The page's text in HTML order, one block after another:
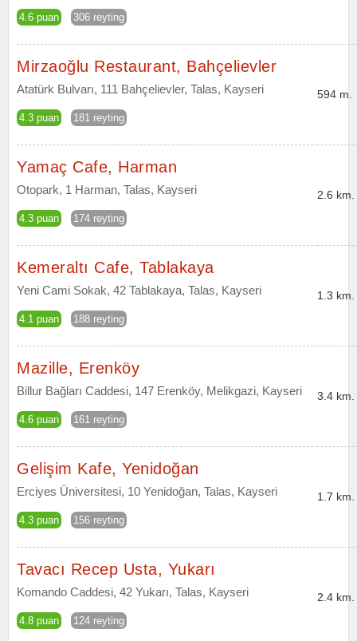
4.6 puan 306 reyting
Mirzaoğlu Restaurant, Bahçelievler
Atatürk Bulvarı, 111 Bahçelievler, Talas, Kayseri
4.3 puan 181 reyting
594 m.
Yamaç Cafe, Harman
Otopark, 1 Harman, Talas, Kayseri
4.3 puan 174 reyting
2.6 km.
Kemeraltı Cafe, Tablakaya
Yeni Cami Sokak, 42 Tablakaya, Talas, Kayseri
4.1 puan 188 reyting
1.3 km.
Mazille, Erenköy
Billur Bağları Caddesi, 147 Erenköy, Melikgazi, Kayseri
4.6 puan 161 reyting
3.4 km.
Gelişim Kafe, Yenidoğan
Erciyes Üniversitesi, 10 Yenidoğan, Talas, Kayseri
4.3 puan 156 reyting
1.7 km.
Tavacı Recep Usta, Yukarı
Komando Caddesi, 42 Yukarı, Talas, Kayseri
4.8 puan 124 reyting
2.4 km.